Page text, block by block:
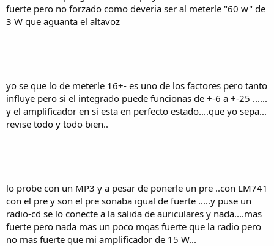
fuerte pero no forzado como deveria ser al meterle "60 w" de
3 W que aguanta el altavoz
yo se que lo de meterle 16+- es uno de los factores pero tanto
influye pero si el integrado puede funcionas de +-6 a +-25 ......
y el amplificador en si esta en perfecto estado....que yo sepa...
revise todo y todo bien..
lo probe con un MP3 y a pesar de ponerle un pre ..con LM741
con el pre y son el pre sonaba igual de fuerte .....y puse un
radio-cd se lo conecte a la salida de auriculares y nada....mas
fuerte pero nada mas un poco mqas fuerte que la radio pero
no mas fuerte que mi amplificador de 15 W...